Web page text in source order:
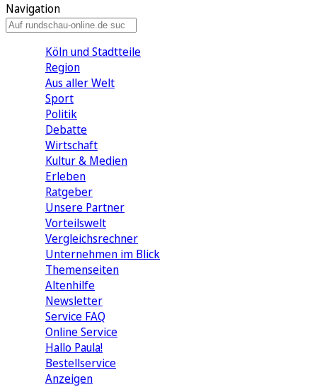
Navigation
Köln und Stadtteile
Region
Aus aller Welt
Sport
Politik
Debatte
Wirtschaft
Kultur & Medien
Erleben
Ratgeber
Unsere Partner
Vorteilswelt
Vergleichsrechner
Unternehmen im Blick
Themenseiten
Altenhilfe
Newsletter
Service FAQ
Online Service
Hallo Paula!
Bestellservice
Anzeigen